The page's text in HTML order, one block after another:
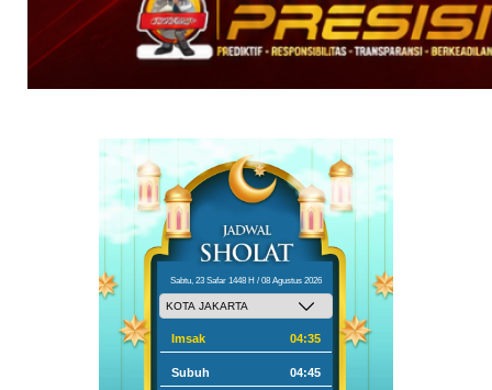
Sabtu, 23 Safar 1448 H / 08 Agustus 2026
Imsak 04:35
Subuh 04:45